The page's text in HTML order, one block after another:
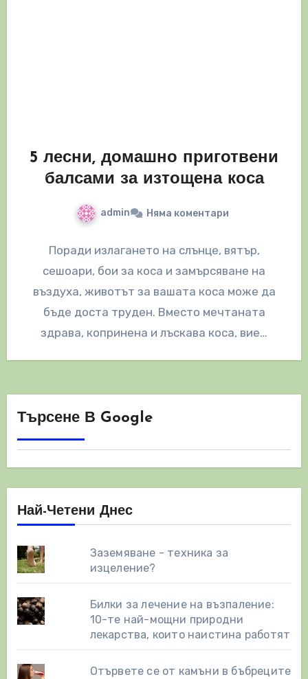
5 лесни, домашно приготвени
балсами за изтощена коса
admin Няма коментари
Поради излагането на слънце, вятър,
сешоари, бои за коса и замърсяване на
въздуха, животът за вашата коса може да
бъде доста труден. Вместо мечтаната
здрава, копринена и лъскава коса, вие…
Търсене В Google
Най-Четени Днес
Заземяване - техника за
изцеление?
Билки за лечение на възпаление:
10-те най-мощни природни
лекарства, които наистина работят
Отървете се от камъни в бъбреците